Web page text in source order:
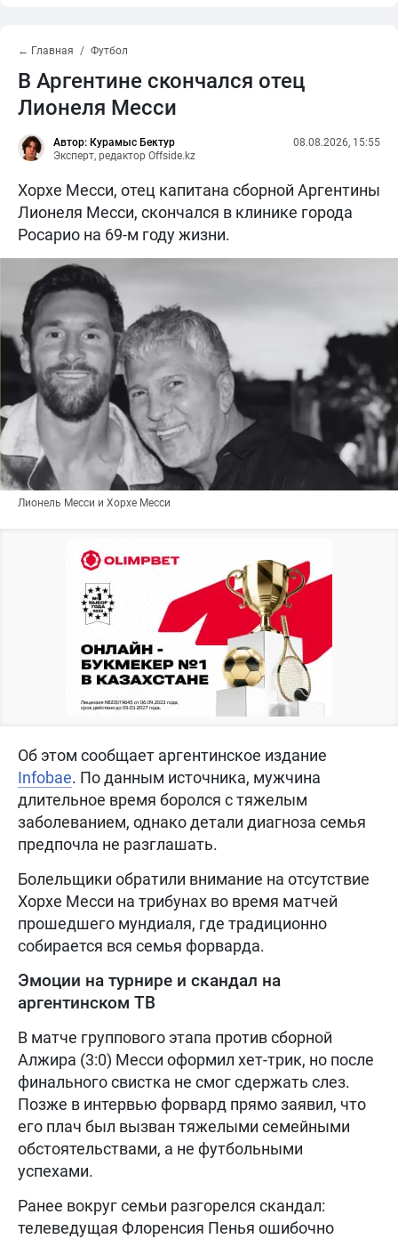
← Главная Футбол
В Аргентине скончался отец
Лионеля Месси
Автор: Курамыс Бектур
Эксперт, редактор Offside.kz
08.08.2026, 15:55
Хорхе Месси, отец капитана сборной Аргентины
Лионеля Месси, скончался в клинике города
Росарио на 69-м году жизни.
Лионель Месси и Хорхе Месси
Об этом сообщает аргентинское издание
Infobae. По данным источника, мужчина
длительное время боролся с тяжелым
заболеванием, однако детали диагноза семья
предпочла не разглашать.
Болельщики обратили внимание на отсутствие
Хорхе Месси на трибунах во время матчей
прошедшего мундиаля, где традиционно
собирается вся семья форварда.
Эмоции на турнире и скандал на
аргентинском ТВ
В матче группового этапа против сборной
Алжира (3:0) Месси оформил хет-трик, но после
финального свистка не смог сдержать слез.
Позже в интервью форвард прямо заявил, что
его плач был вызван тяжелыми семейными
обстоятельствами, а не футбольными
успехами.
Ранее вокруг семьи разгорелся скандал:
телеведущая Флоренсия Пенья ошибочно